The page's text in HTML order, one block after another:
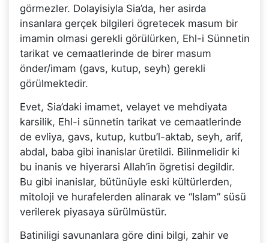
görmezler. Dolayisiyla Sia’da, her asirda
insanlara gerçek bilgileri ögretecek masum bir
imamin olmasi gerekli görülürken, Ehl-i Sünnetin
tarikat ve cemaatlerinde de birer masum
önder/imam (gavs, kutup, seyh) gerekli
görülmektedir.
Evet, Sia’daki imamet, velayet ve mehdiyata
karsilik, Ehl-i sünnetin tarikat ve cemaatlerinde
de evliya, gavs, kutup, kutbu’l-aktab, seyh, arif,
abdal, baba gibi inanislar üretildi. Bilinmelidir ki
bu inanis ve hiyerarsi Allah’in ögretisi degildir.
Bu gibi inanislar, bütünüyle eski kültürlerden,
mitoloji ve hurafelerden alinarak ve “Islam” süsü
verilerek piyasaya sürülmüstür.
Batiniligi savunanlara göre dini bilgi, zahir ve